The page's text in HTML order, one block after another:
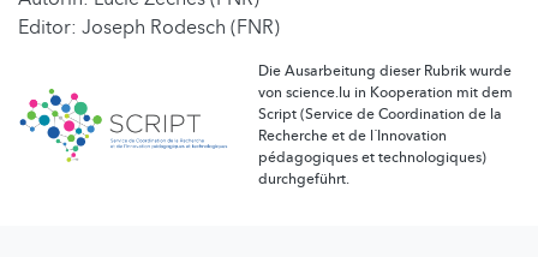
Editor: Joseph Rodesch (FNR)
Die Ausarbeitung dieser Rubrik wurde
von science.lu in Kooperation mit dem
Script (Service de Coordination de la
Recherche et de l´Innovation
pédagogiques et technologiques)
durchgeführt.